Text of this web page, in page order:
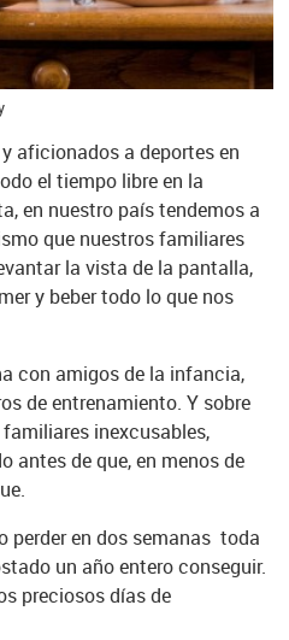
aficionados a deportes en
el tiempo libre en la
en nuestro país tendemos a
que nuestros familiares
la vista de la pantalla,
y beber todo lo que nos
con amigos de la infancia,
de entrenamiento. Y sobre
inexcusables,
antes de que, en menos de
perder en dos semanas toda
un año entero conseguir.
preciosos días de